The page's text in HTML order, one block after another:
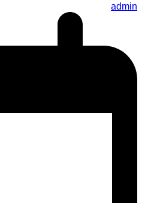
admin